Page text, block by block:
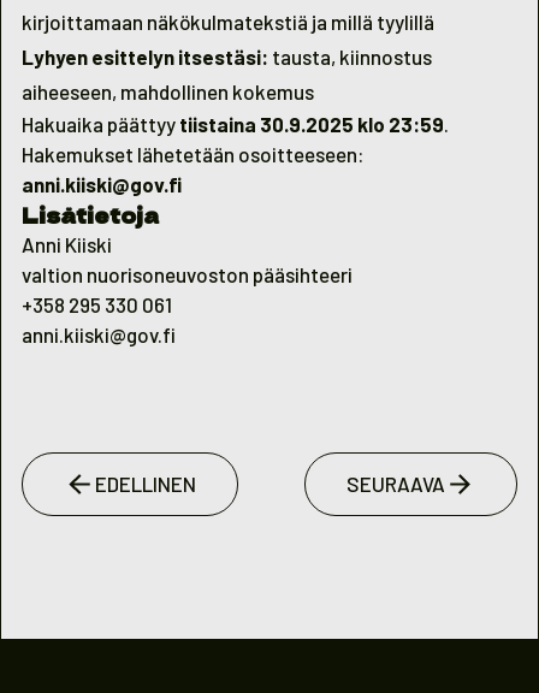
kirjoittamaan näkökulmatekstiä ja millä tyylillä
Lyhyen esittelyn itsestäsi: tausta, kiinnostus
aiheeseen, mahdollinen kokemus
Hakuaika päättyy tiistaina 30.9.2025 klo 23:59.
Hakemukset lähetetään osoitteeseen:
anni.kiiski@gov.fi
Lisätietoja
Anni Kiiski
valtion nuorisoneuvoston pääsihteeri
+358 295 330 061
anni.kiiski@gov.fi
EDELLINEN SEURAAVA